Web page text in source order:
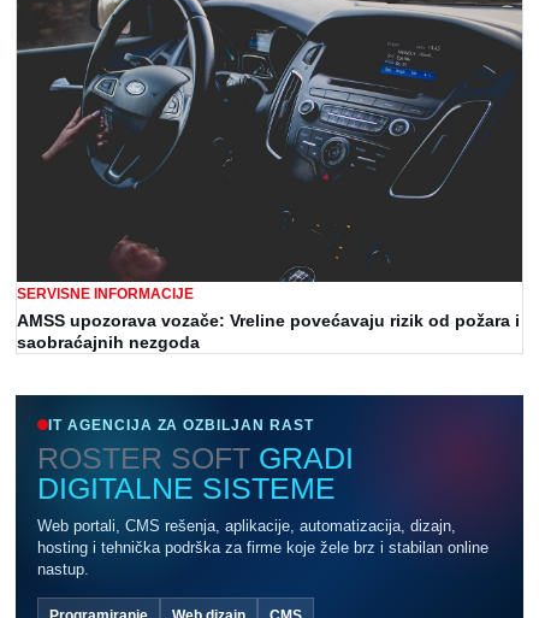
SERVISNE INFORMACIJE
AMSS upozorava vozače: Vreline povećavaju rizik od požara i
saobraćajnih nezgoda
IT AGENCIJA ZA OZBILJAN RAST
ROSTER SOFT GRADI
DIGITALNE SISTEME
Web portali, CMS rešenja, aplikacije, automatizacija, dizajn,
hosting i tehnička podrška za firme koje žele brz i stabilan online
nastup.